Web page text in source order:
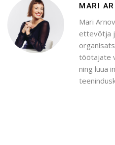
MARI
Mari
ettevõtja
töötajate
ning luua